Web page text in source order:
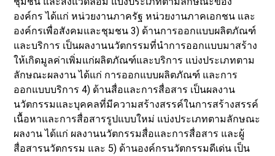
องค์กร ได้แก่ หน่วยงานภาครัฐ หน่วยงานภาคเอกชน และ
องค์กรเพื่อสังคมและชุมชน 3) ด้านการออกแบบผลิตภัณฑ์
และบริการ เป็นผลงานนวัตกรรมที่นำการออกแบบมาสร้าง
ให้เกิดมูลค่าเพิ่มแก่ผลิตภัณฑ์และบริการ แบ่งประเภทตาม
ลักษณะผลงาน ได้แก่ การออกแบบผลิตภัณฑ์ และการ
ออกแบบบริการ 4) ด้านสื่อและการสื่อสาร เป็นผลงาน
นวัตกรรมและบุคคลที่มีความสร้างสรรค์ในการสร้างสรรค์
เนื้อหาและการสื่อสารรูปแบบใหม่ แบ่งประเภทตามลักษณะ
ผลงาน ได้แก่ ผลงานนวัตกรรมสื่อและการสื่อสาร และผู้
สื่อสารนวัตกรรม และ 5) ด้านองค์กรนวัตกรรมดีเด่น เป็น